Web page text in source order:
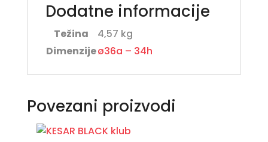
Dodatne informacije
Težina
4,57 kg
Dimenzijeø36a – 34h
Povezani proizvodi